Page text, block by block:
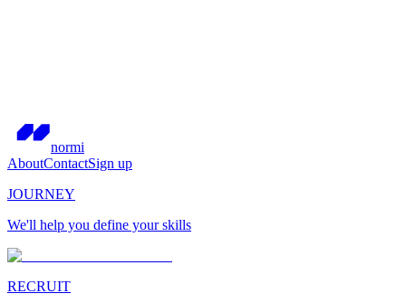
normi
AboutContactSign up
JOURNEY
We'll help you define your skills
RECRUIT